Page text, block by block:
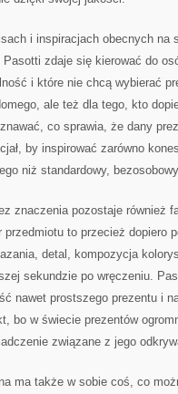
i inspiracjach obecnych na
zdaje się kierować do
i które nie chcą wybierać
ale też dla tego, kto
co sprawia, że dany
by inspirować zarówno
niż standardowy,
znaczenia pozostaje również
przedmiotu to przecież dopiero
detal, kompozycja
sekundzie po wręczeniu.
nawet prostszego prezentu i
bo w świecie prezentów
związane z jego
ma także w sobie coś, co